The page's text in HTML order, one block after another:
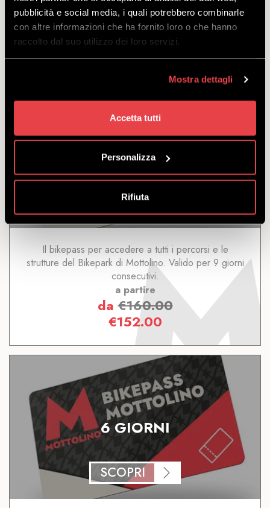
pubblicità e social media, i quali potrebbero combinarle
con altre informazioni che ha fornito loro o che hanno
raccolto dal suo utilizzo dei loro servizi.
Mostra dettagli
Accetta tutti
Personalizza
Rifiuta
sette giorni dalla data del primo utilizzo.
a partire
da€120.00
€ 114.00
9 GIORNI
SCOPRI
Il bikepass per accedere a tutti i percorsi e le
strutture del Bikepark di Mottolino. Valido per 9 giorni
consecutivi.
a partire
da€160.00
€152.00
6 GIORNI
SCOPRI